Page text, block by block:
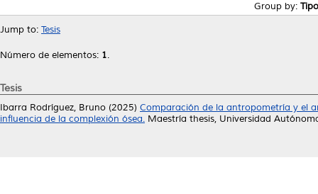
Group by:
Jump to: Tesis
Número de elementos: 1.
Tesis
Ibarra Rodríguez, Bruno (2025) Comparación de la antropometría y el
influencia de la complexión ósea. Maestría thesis, Universidad